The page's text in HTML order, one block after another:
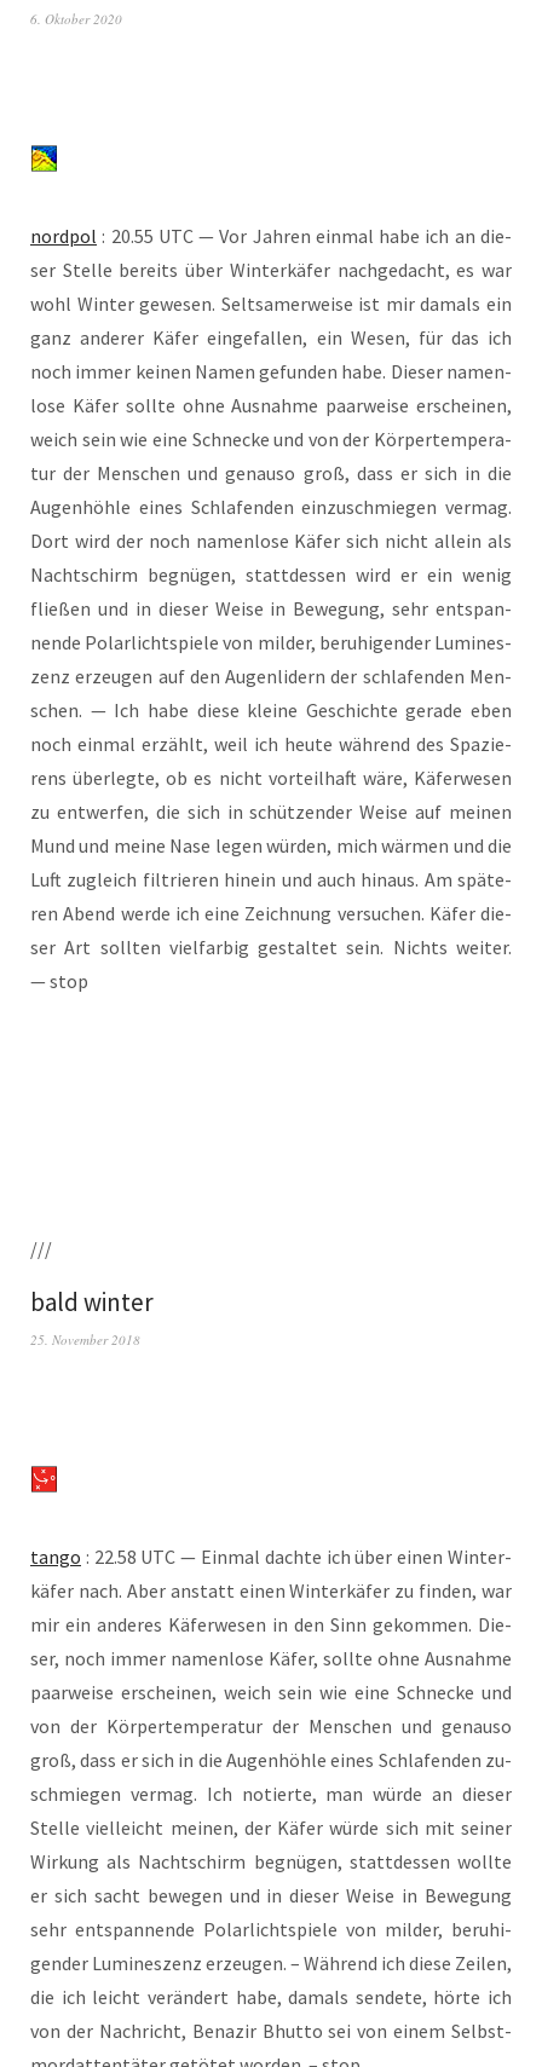
6. Oktober 2020
nord­pol : 20.55 UTC — Vor Jah­ren ein­mal habe ich an die­
ser Stel­le bereits über Win­ter­kä­fer nach­ge­dacht, es war
wohl Win­ter gewe­sen. Selt­sa­mer­wei­se ist mir damals ein
ganz ande­rer Käfer ein­ge­fal­len, ein Wesen, für das ich
noch immer kei­nen Namen gefun­den habe. Die­ser namen­
lo­se Käfer soll­te ohne Aus­nah­me paar­wei­se erschei­nen,
weich sein wie eine Schne­cke und von der Kör­per­tem­pe­ra­
tur der Men­schen und genau­so groß, dass er sich in die
Augen­höh­le eines Schla­fen­den ein­zu­schmie­gen ver­mag.
Dort wird der noch namen­lo­se Käfer sich nicht allein als
Nacht­schirm begnü­gen, statt­des­sen wird er ein wenig
flie­ßen und in die­ser Wei­se in Bewe­gung, sehr ent­span­
nen­de Polar­licht­spie­le von mil­der, beru­hi­gen­der Lumi­nes­
zenz erzeu­gen auf den Augen­li­dern der schla­fen­den Men­
schen. — Ich habe die­se klei­ne Geschich­te gera­de eben
noch ein­mal erzählt, weil ich heu­te wäh­rend des Spa­zie­
rens über­leg­te, ob es nicht vor­teil­haft wäre, Käfer­we­sen
zu ent­wer­fen, die sich in schüt­zen­der Wei­se auf mei­nen
Mund und mei­ne Nase legen wür­den, mich wär­men und die
Luft zugleich fil­trie­ren hin­ein und auch hin­aus. Am spä­te­
ren Abend wer­de ich eine Zeich­nung ver­su­chen. Käfer die­
ser Art soll­ten viel­far­big gestal­tet sein. Nichts wei­ter.
— stop
///
bald winter
25. November 2018
tan­go : 22.58 UTC — Ein­mal dach­te ich über einen Winter­
käfer nach­. Aber anstatt einen Win­ter­kä­fer zu fin­den, war
mir ein ande­res Käfer­we­sen in den Sinn gekom­men. Die­
ser, noch immer namen­lose Käfer, soll­te ohne Aus­nah­me
paar­weise erschei­nen, weich sein wie eine Schne­cke und
von der Körper­tem­pe­ratur der Men­schen und genau­so
groß, dass er sich in die Augen­höhle eines Schla­fenden zu­
schmie­gen ver­mag. Ich notier­te, man wür­de an die­ser
Stel­le viel­leicht mei­nen, der Käfer wür­de sich mit sei­ner
Wir­kung als Nacht­schirm begnü­gen, statt­dessen woll­te
er sich sacht bewe­gen und in die­ser Wei­se in Bewe­gung
sehr entspan­nende Polar­licht­spiele von mil­der, beru­hi­
gender Lumi­nes­zenz erzeu­gen. – Wäh­rend ich die­se Zei­len,
die ich leicht ver­än­dert habe, damals sen­de­te, hör­te ich
von der Nach­richt, Bena­zir Bhut­to sei von einem Selbst­